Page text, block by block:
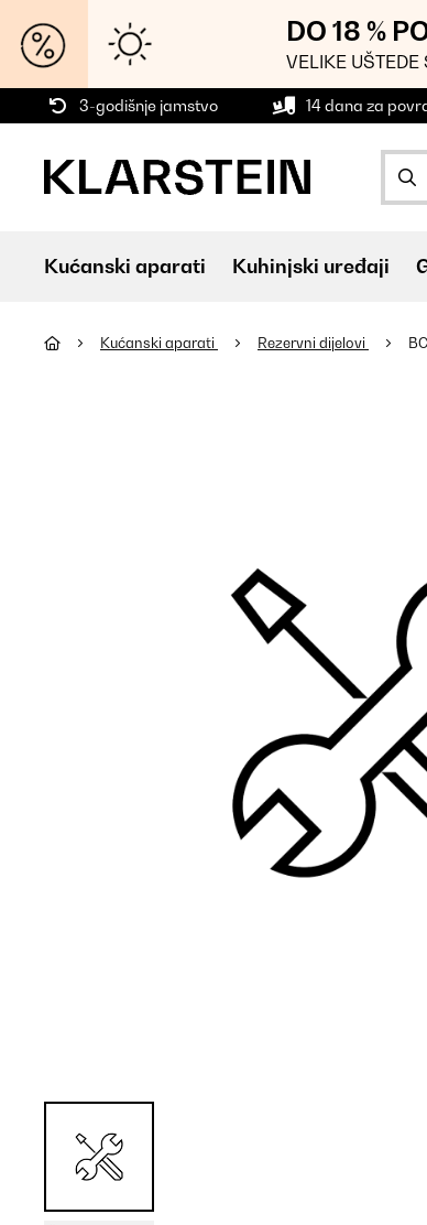
DO 18 %
VELIKE
3-godišnje jamstvo 14 dana za
Kućanski aparati Kuhinjski uređaji
Kućanski aparati Rezervni dijelovi